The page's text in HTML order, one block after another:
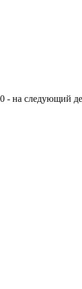
на следующий